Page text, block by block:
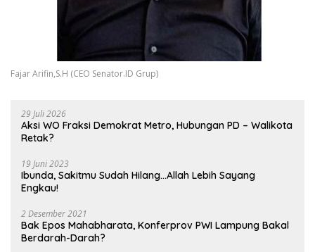
Fajar Arifin,S.H (CEO Senator.ID Grup)
29 Juli 2026
Aksi WO Fraksi Demokrat Metro, Hubungan PD – Walikota
Retak?
19 Juni 2023
Ibunda, Sakitmu Sudah Hilang…Allah Lebih Sayang
Engkau!
2 Desember 2021
Bak Epos Mahabharata, Konferprov PWI Lampung Bakal
Berdarah-Darah?